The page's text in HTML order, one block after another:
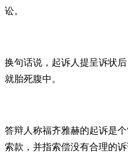
讼。
换句话说，起诉人提呈诉状
就胎死腹中。
答辩人称福齐雅赫的起诉是
索款，并指索偿没有合理的